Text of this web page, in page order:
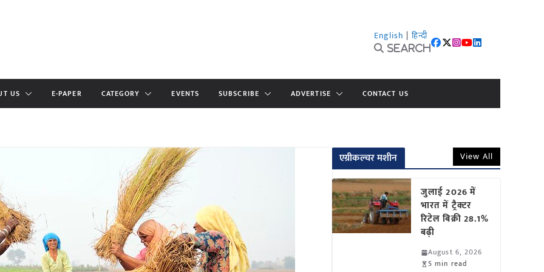
English | हिन्दी
Search
US E-PAPER CATEGORY EVENTS SUBSCRIBE ADVERTISE CONTACT US
एग्रीकल्चर मशीन View All
जुलाई 2026 में
भारत में ट्रैक्टर
रिटेल बिक्री 28.1%
बढ़ी
August 6, 2026
5 min read